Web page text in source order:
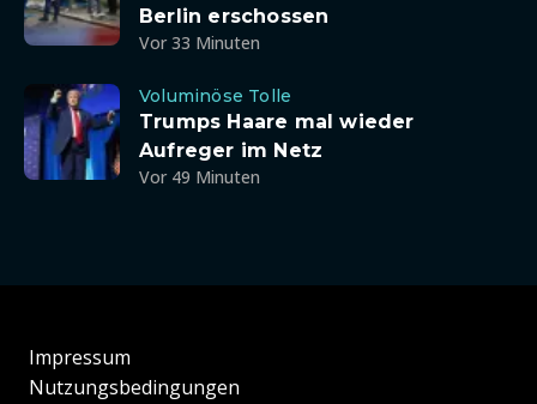
Berlin erschossen
Vor 33 Minuten
Voluminöse Tolle
Trumps Haare mal wieder
Aufreger im Netz
Vor 49 Minuten
Impressum
Nutzungsbedingungen